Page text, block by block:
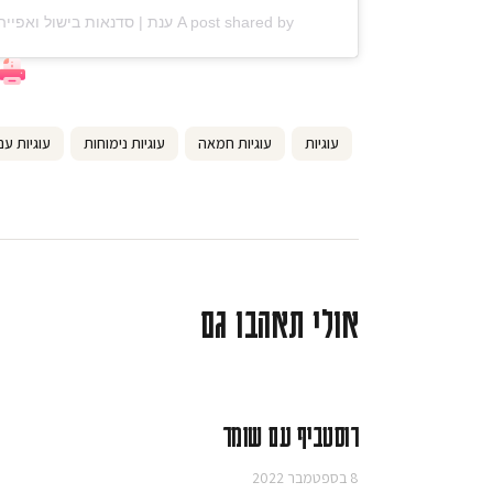
A post shared by ענת | סדנאות בישול ואפייה (@anat_elisha_kitchen)
עוגיות עוגיות חמאה עוגיות נימוחות עוגיות
אולי תאהבו גם
רוסטביף עם שומר
8 בספטמבר 2022